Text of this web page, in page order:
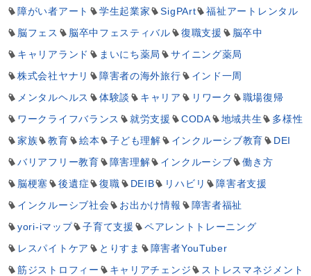
障がい者アート
学生起業家 SigPArt
福祉アートレンタル
脳フェス
脳卒中フェスティバル 復職支援
脳卒中
キャリアランド
まいにち薬局
サイニング薬局
株式会社ヤナリ
障害者の海外旅行
インド一周
メンタルヘルス
体験談 キャリア リワーク
職場復帰
ワークライフバランス
就労支援 CODA 地域共生
多様性
家族
教育 絵本 子ども理解 インクルーシブ教育
DEI
バリアフリー教育
障害理解 インクルーシブ
働き方
脳梗塞
後遺症 復職 DEIB リハビリ
障害者支援
インクルーシブ社会
お出かけ情報
障害者福祉
yori-iマップ
子育て支援
ペアレントトレーニング
レスパイトケア
とりすま
障害者YouTuber
筋ジストロフィー
キャリアチェンジ
ストレスマネジメント